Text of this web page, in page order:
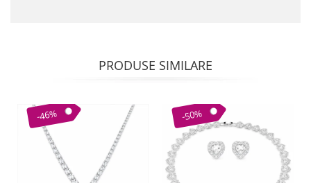
PRODUSE SIMILARE
-46% -50%